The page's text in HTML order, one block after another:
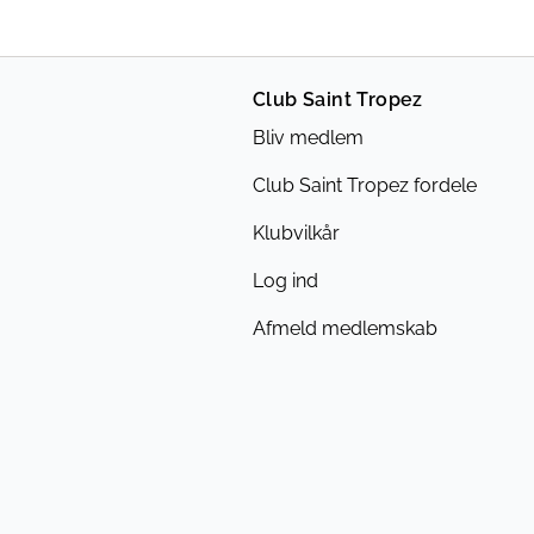
Club Saint Tropez
Bliv medlem
Club Saint Tropez fordele
Klubvilkår
Log ind
Afmeld medlemskab